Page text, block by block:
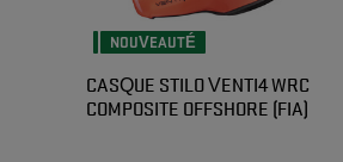
NOUVEAUTÉ
CASQUE STILO VENTI4 WRC
COMPOSITE OFFSHORE (FIA)